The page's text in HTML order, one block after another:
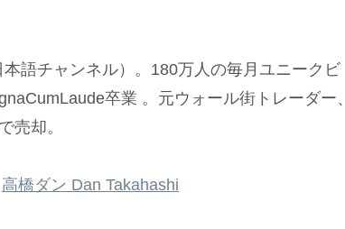
語チャンネル）。180万人の毎月ユニークビ
卒業 。元ウォール街トレーダー、
売却。
高橋ダン Dan Takahashi